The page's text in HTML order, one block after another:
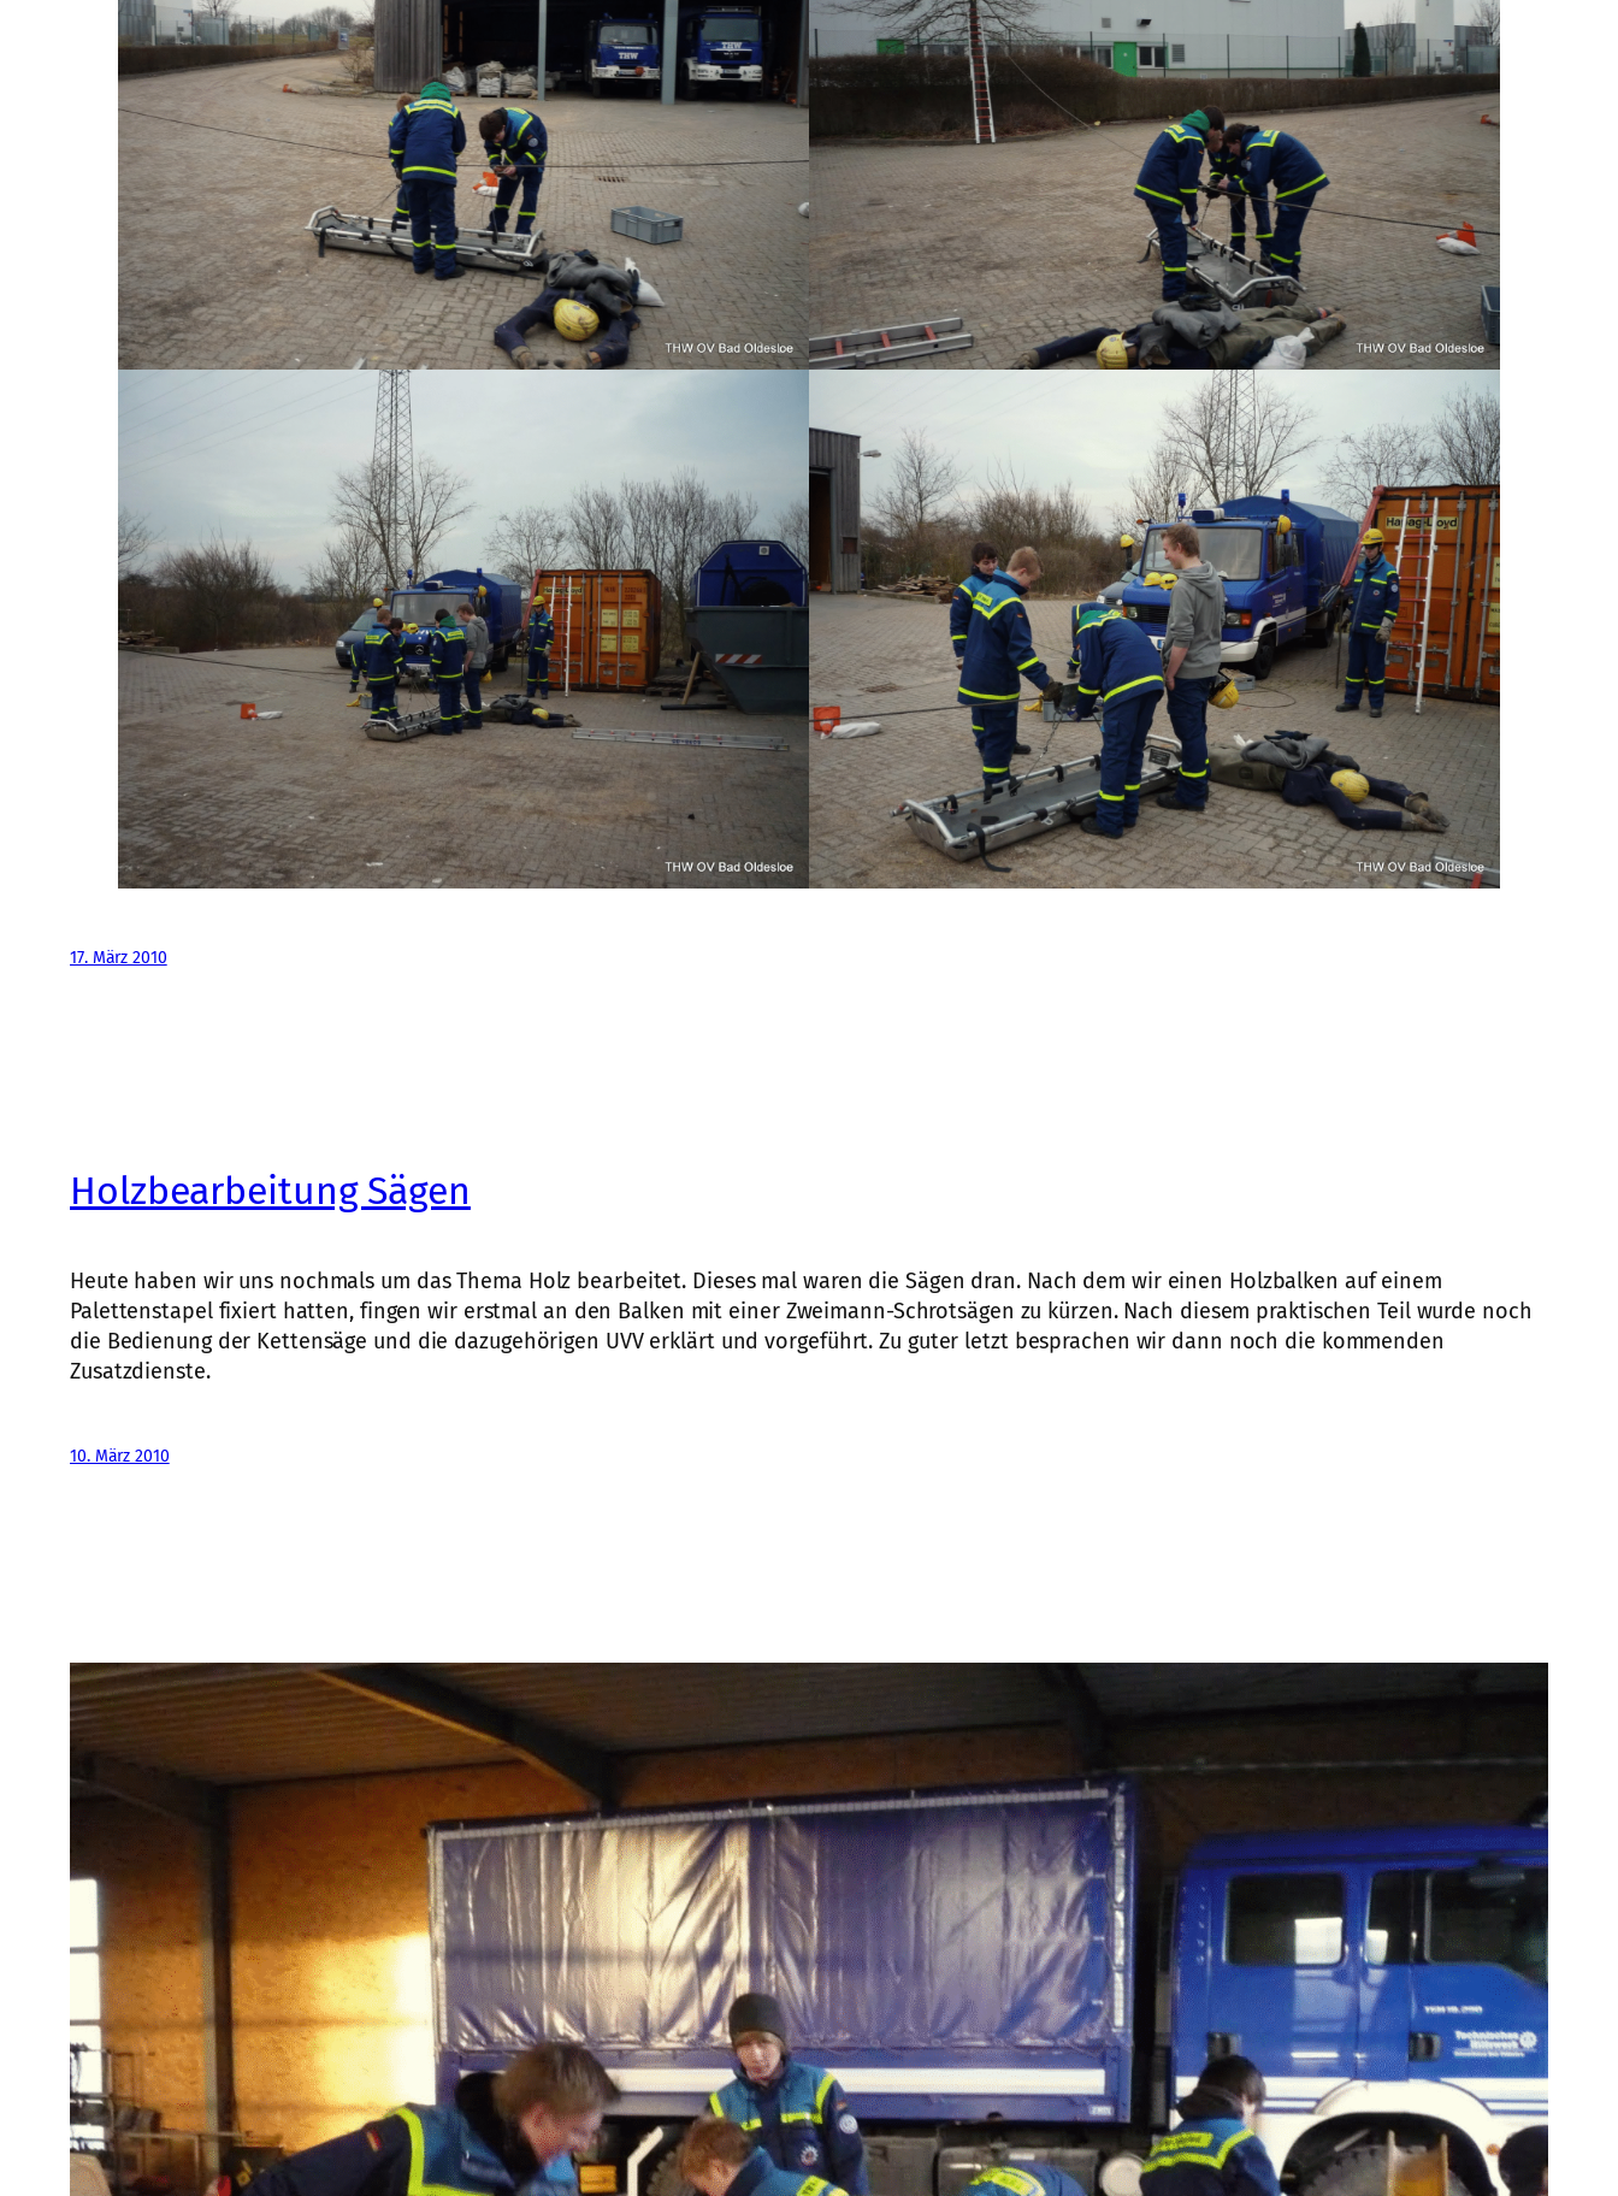
17. März 2010
Holzbearbeitung Sägen
Heute haben wir uns nochmals um das Thema Holz bearbeitet. Dieses mal waren die Sägen dran. Nach dem wir einen Holzbalken auf einem
Palettenstapel fixiert hatten, fingen wir erstmal an den Balken mit einer Zweimann-Schrotsägen zu kürzen. Nach diesem praktischen Teil wurde noch
die Bedienung der Kettensäge und die dazugehörigen UVV erklärt und vorgeführt. Zu guter letzt besprachen wir dann noch die kommenden
Zusatzdienste.
10. März 2010